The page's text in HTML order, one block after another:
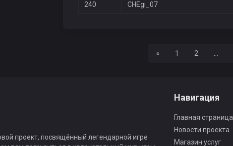
240 CHEgi_07
« Назад1 2
проект, посвящённый легендарной игре
Навигация
Главная страница
Новости проекта
Магазин услуг